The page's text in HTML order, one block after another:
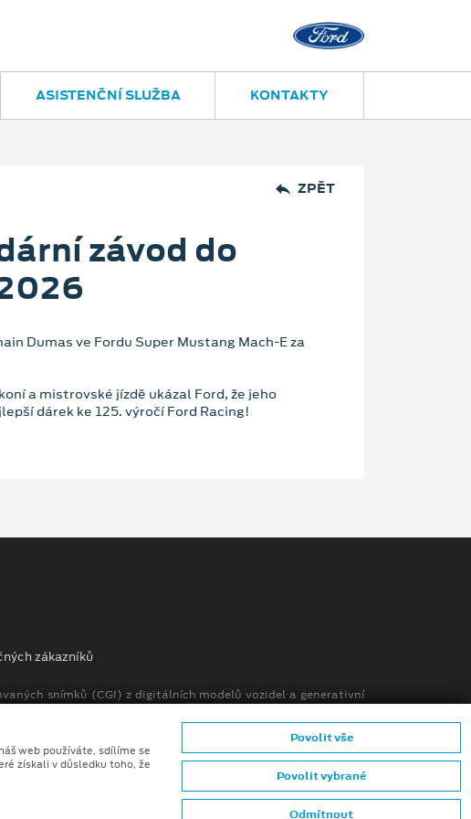
ASISTENČNÍ SLUŽBA KONTAKTY
ZPĚT
závod do
Dumas ve Fordu Super Mustang Mach-E za
a mistrovské jízdě ukázal Ford, že jeho
dárek ke 125. výročí Ford Racing!
zákazníků
snímků (CGI) z digitálních modelů vozidel a generativní
web používáte, sdílíme se
získali v důsledku toho, že
Odmítnout
Povolit vybrané
Povolit vše